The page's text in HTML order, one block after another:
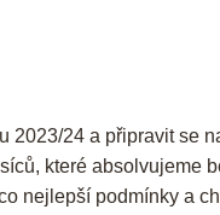
2023/24 a připravit se
které absolvujeme
nejlepší podmínky a